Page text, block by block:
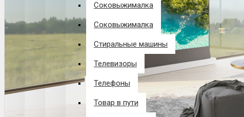
Соковыжималка
Соковыжималка
Стиральные машины
Телевизоры
Телефоны
Товар в пути